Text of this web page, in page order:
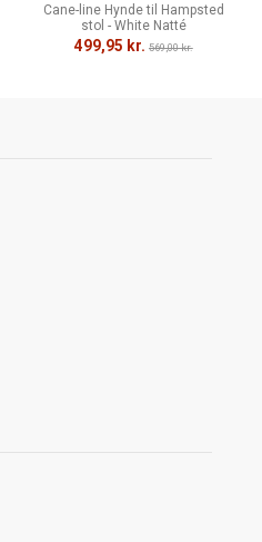
Cane-line Hynde til Hampsted
stol - White Natté
499,95 kr. 569,00 kr.